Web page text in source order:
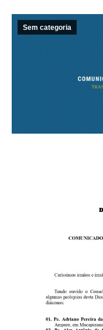
Sem categoria